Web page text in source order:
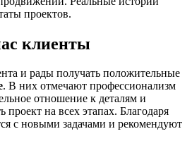
проектов.
клиенты
и рады получать положительные
. В них отмечают профессионализм
отношение к деталям и
проект на всех этапах. Благодаря
с новыми задачами и рекомендуют